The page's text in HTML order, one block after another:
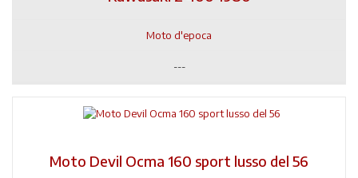
Moto d'epoca
---
Moto Devil Ocma 160 sport lusso del 56